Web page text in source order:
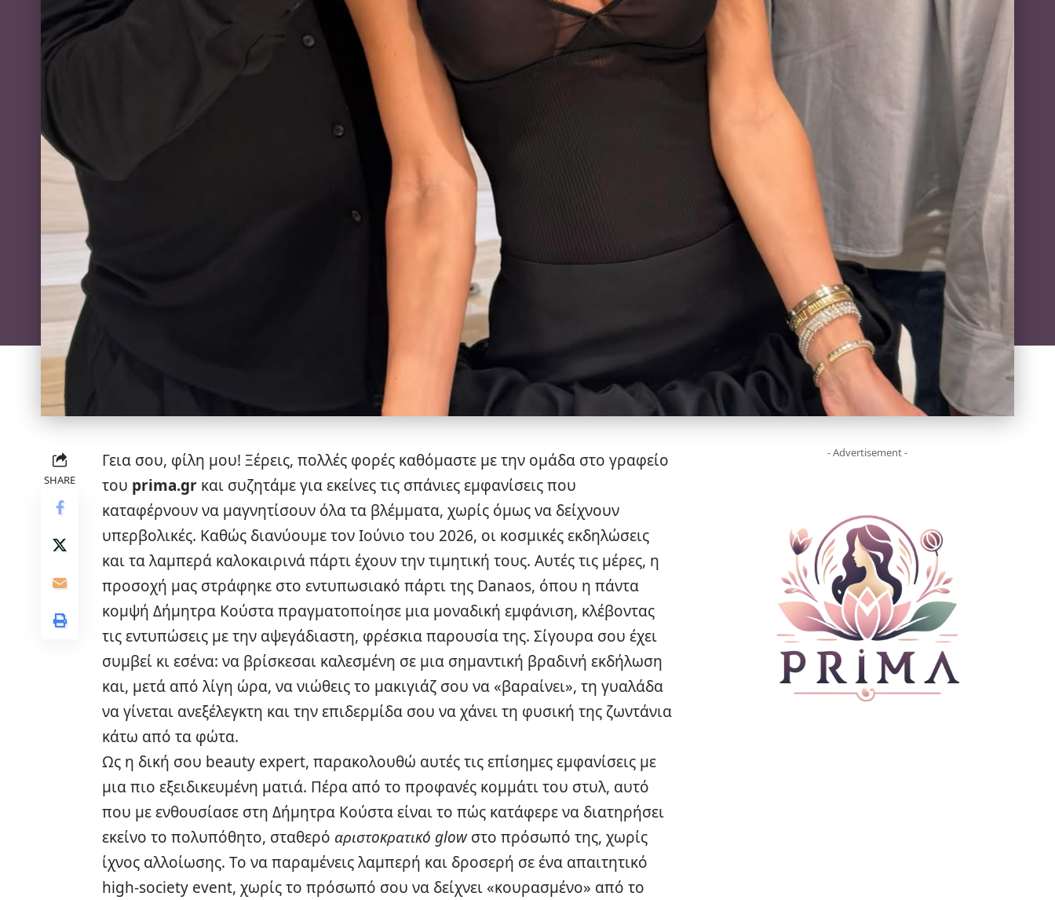
SHARE
Γεια σου, φίλη μου! Ξέρεις, πολλές φορές καθόμαστε με την ομάδα στο γραφείο
του prima.gr και συζητάμε για εκείνες τις σπάνιες εμφανίσεις που
καταφέρνουν να μαγνητίσουν όλα τα βλέμματα, χωρίς όμως να δείχνουν
υπερβολικές. Καθώς διανύουμε τον Ιούνιο του 2026, οι κοσμικές εκδηλώσεις
και τα λαμπερά καλοκαιρινά πάρτι έχουν την τιμητική τους. Αυτές τις μέρες, η
προσοχή μας στράφηκε στο εντυπωσιακό πάρτι της Danaos, όπου η πάντα
κομψή Δήμητρα Κούστα πραγματοποίησε μια μοναδική εμφάνιση, κλέβοντας
τις εντυπώσεις με την αψεγάδιαστη, φρέσκια παρουσία της. Σίγουρα σου έχει
συμβεί κι εσένα: να βρίσκεσαι καλεσμένη σε μια σημαντική βραδινή εκδήλωση
και, μετά από λίγη ώρα, να νιώθεις το μακιγιάζ σου να «βαραίνει», τη γυαλάδα
να γίνεται ανεξέλεγκτη και την επιδερμίδα σου να χάνει τη φυσική της ζωντάνια
κάτω από τα φώτα.
Ως η δική σου beauty expert, παρακολουθώ αυτές τις επίσημες εμφανίσεις με
μια πιο εξειδικευμένη ματιά. Πέρα από το προφανές κομμάτι του στυλ, αυτό
που με ενθουσίασε στη Δήμητρα Κούστα είναι το πώς κατάφερε να διατηρήσει
εκείνο το πολυπόθητο, σταθερό αριστοκρατικό glowστο πρόσωπό της, χωρίς
ίχνος αλλοίωσης. Το να παραμένεις λαμπερή και δροσερή σε ένα απαιτητικό
high-society event, χωρίς το πρόσωπό σου να δείχνει «κουρασμένο» από το
- Advertisement -